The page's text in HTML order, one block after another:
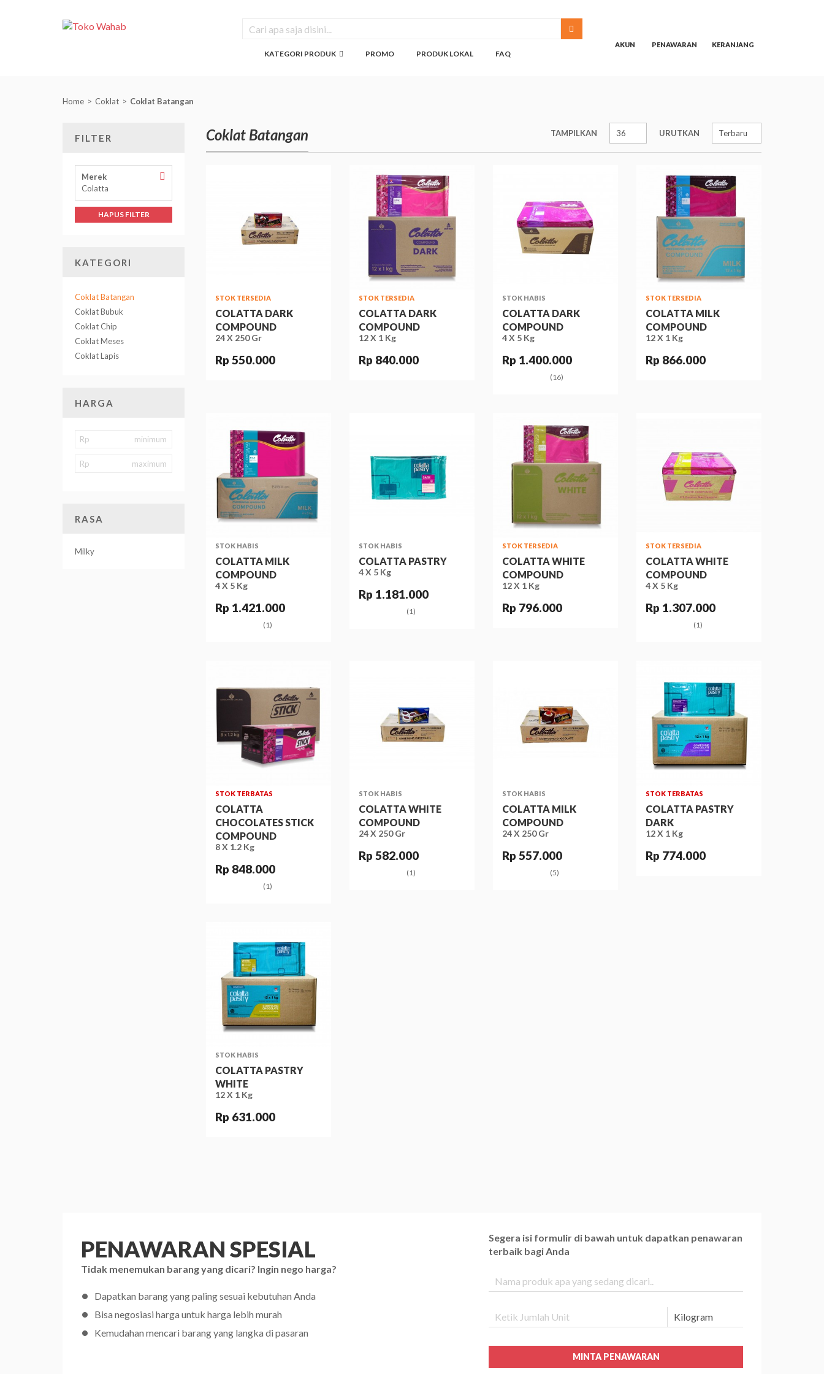
AKUN PENAWARAN KERANJANG
KATEGORI PRODUK PROMO PRODUK LOKAL FAQ
Home Coklat Coklat Batangan
FILTER
Merek
Colatta
HAPUS FILTER
KATEGORI
Coklat Batangan
Coklat Bubuk
Coklat Chip
Coklat Meses
Coklat Lapis
HARGA
Rp
Rp
RASA
Milky
Coklat Batangan TAMPILKAN URUTKAN
STOK TERSEDIA
COLATTA DARK
COMPOUND
24 X 250 Gr
Rp 550.000
STOK TERSEDIA
COLATTA DARK
COMPOUND
12 X 1 Kg
Rp 840.000
STOK HABIS
COLATTA DARK
COMPOUND
4 X 5 Kg
Rp 1.400.000
(16)
STOK TERSEDIA
COLATTA MILK
COMPOUND
12 X 1 Kg
Rp 866.000
STOK HABIS
COLATTA MILK
COMPOUND
4 X 5 Kg
Rp 1.421.000
(1)
STOK HABIS
COLATTA PASTRY
4 X 5 Kg
Rp 1.181.000
(1)
STOK TERSEDIA
COLATTA WHITE
COMPOUND
12 X 1 Kg
Rp 796.000
STOK TERSEDIA
COLATTA WHITE
COMPOUND
4 X 5 Kg
Rp 1.307.000
(1)
STOK TERBATAS
COLATTA
CHOCOLATES STICK
COMPOUND
8 X 1.2 Kg
Rp 848.000
(1)
STOK HABIS
COLATTA WHITE
COMPOUND
24 X 250 Gr
Rp 582.000
(1)
STOK HABIS
COLATTA MILK
COMPOUND
24 X 250 Gr
Rp 557.000
(5)
STOK TERBATAS
COLATTA PASTRY
DARK
12 X 1 Kg
Rp 774.000
STOK HABIS
COLATTA PASTRY
WHITE
12 X 1 Kg
Rp 631.000
PENAWARAN SPESIAL
Tidak menemukan barang yang dicari? Ingin nego harga?
Dapatkan barang yang paling sesuai kebutuhan Anda
Bisa negosiasi harga untuk harga lebih murah
Kemudahan mencari barang yang langka di pasaran
Segera isi formulir di bawah untuk dapatkan penawaran
terbaik bagi Anda
MINTA PENAWARAN